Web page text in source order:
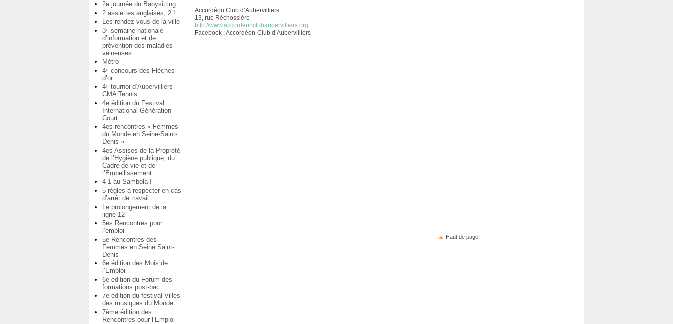
2e journée du Babysitting
2 assiettes anglaises, 2 !
Les rendez-vous de la ville
3e semaine nationale
d’information et de
prévention des maladies
veineuses
Métro
4e concours des Flèches
d’or
4e tournoi d’Aubervilliers
CMA Tennis
4e édition du Festival
International Génération
Court
4es rencontres « Femmes
du Monde en Seine-Saint-
Denis »
4es Assises de la Propreté
de l’Hygiène publique, du
Cadre de vie et de
l’Embellissement
4-1 au Sambola !
5 règles à respecter en cas
d’arrêt de travail
Le prolongement de la
ligne 12
5es Rencontres pour
l’emploi
5e Rencontres des
Femmes en Seine Saint-
Denis
6e édition des Mois de
l’Emploi
6e édition du Forum des
formations post-bac
7e édition du festival Villes
des musiques du Monde
7ème édition des
Rencontres pour l’Emploi
Accordéon Club d’Aubervilliers
13, rue Réchossière
http://www.accordeonclubaubervilliers.org
Facebook : Accordéon-Club d’Aubervilliers
Haut de page